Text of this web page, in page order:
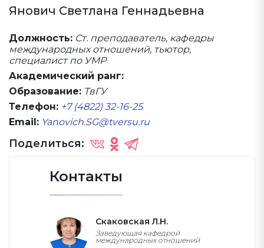
Янович Светлана Геннадьевна
Должность: Ст. преподаватель, кафедры
международных отношений, тьютор,
специалист по УМР
Академический ранг:
Образование: ТвГУ
Телефон: +7 (4822) 32-16-25
Email: Yanovich.SG@tversu.ru
Поделиться:
Контакты
Скаковская Л.Н.
Заведующая кафедрой
международных отношений